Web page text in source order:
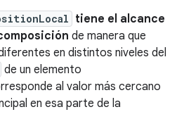
tiene el alcance
de manera que
en distintos niveles del
de un elemento
al valor más cercano
en esa parte de la